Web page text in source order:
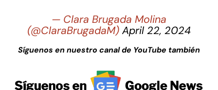
— Clara Brugada Molina
(@ClaraBrugadaM) April 22, 2024
Síguenos en nuestro canal de YouTube también